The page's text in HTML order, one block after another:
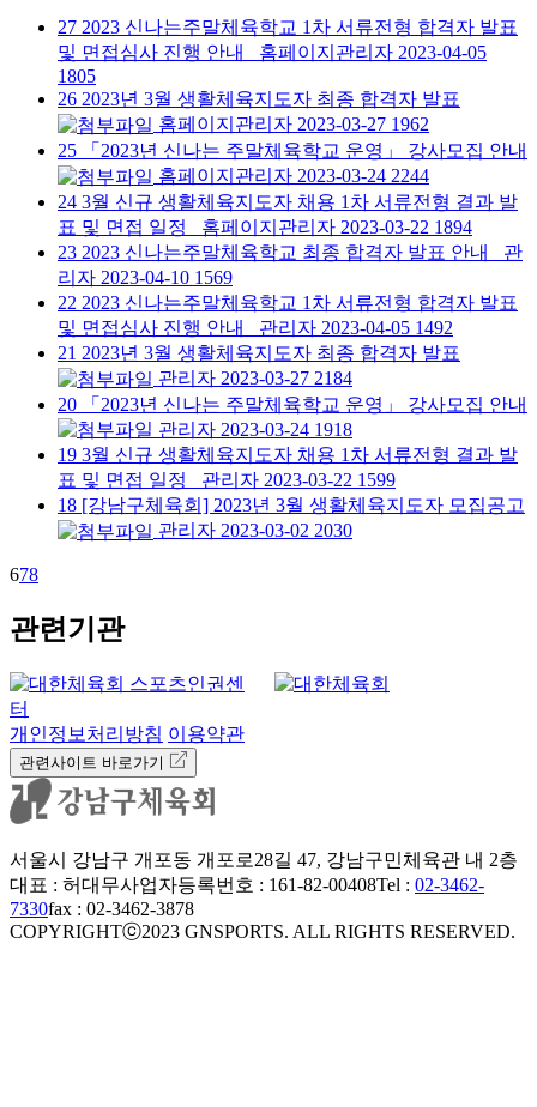
27 2023 신나는주말체육학교 1차 서류전형 합격자 발표
및 면접심사 진행 안내
홈페이지관리자 2023-04-05
1805
26 2023년 3월 생활체육지도자 최종 합격자 발표
홈페이지관리자 2023-03-27 1962
25
「2023년 신나는 주말체육학교 운영」 강사모집 안내
홈페이지관리자 2023-03-24 2244
24 3월 신규 생활체육지도자 채용 1차 서류전형 결과 발
표 및 면접 일정
홈페이지관리자 2023-03-22 1894
23 2023 신나는주말체육학교 최종 합격자 발표 안내
관
리자 2023-04-10 1569
22 2023 신나는주말체육학교 1차 서류전형 합격자 발표
및 면접심사 진행 안내
관리자 2023-04-05 1492
21 2023년 3월 생활체육지도자 최종 합격자 발표
관리자 2023-03-27 2184
20
「2023년 신나는 주말체육학교 운영」 강사모집 안내
관리자 2023-03-24 1918
19 3월 신규 생활체육지도자 채용 1차 서류전형 결과 발
표 및 면접 일정
관리자 2023-03-22 1599
18 [강남구체육회] 2023년 3월 생활체육지도자 모집공고
관리자 2023-03-02 2030
678
관련기관
개인정보처리방침 이용약관
관련사이트 바로가기
서울시 강남구 개포동 개포로28길 47, 강남구민체육관 내 2층
대표 : 허대무사업자등록번호 : 161-82-00408Tel : 02-3462-
7330fax : 02-3462-3878
COPYRIGHTⓒ2023 GNSPORTS. ALL RIGHTS RESERVED.